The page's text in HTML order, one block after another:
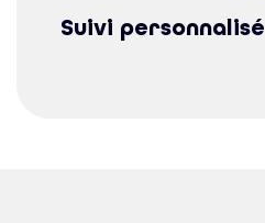
Suivi personnalisé